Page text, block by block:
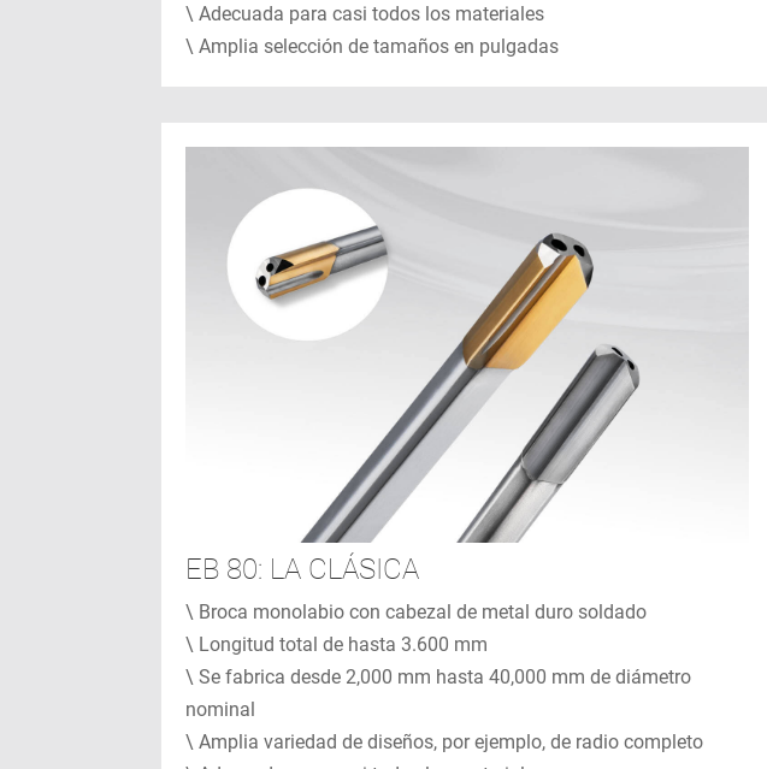
\ Adecuada para casi todos los materiales
\ Amplia selección de tamaños en pulgadas
EB 80: LA CLÁSICA
\ Broca monolabio con cabezal de metal duro soldado
\ Longitud total de hasta 3.600 mm
\ Se fabrica desde 2,000 mm hasta 40,000 mm de diámetro
nominal
\ Amplia variedad de diseños, por ejemplo, de radio completo